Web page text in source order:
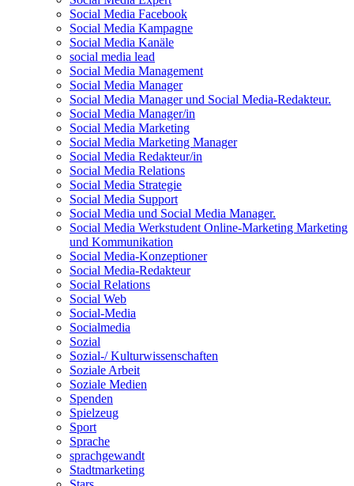
Social Media Facebook
Social Media Kampagne
Social Media Kanäle
social media lead
Social Media Management
Social Media Manager
Social Media Manager und Social Media-Redakteur.
Social Media Manager/in
Social Media Marketing
Social Media Marketing Manager
Social Media Redakteur/in
Social Media Relations
Social Media Strategie
Social Media Support
Social Media und Social Media Manager.
Social Media Werkstudent Online-Marketing Marketing
und Kommunikation
Social Media-Konzeptioner
Social Media-Redakteur
Social Relations
Social Web
Social-Media
Socialmedia
Sozial
Sozial-/ Kulturwissenschaften
Soziale Arbeit
Soziale Medien
Spenden
Spielzeug
Sport
Sprache
sprachgewandt
Stadtmarketing